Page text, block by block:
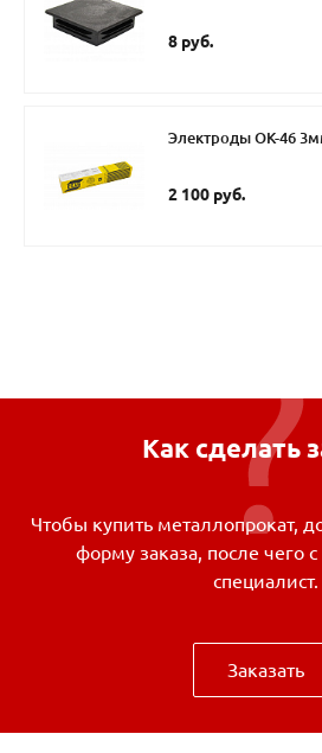
8 руб.
Электроды ОК-46
2 100 руб.
Как сделать
Чтобы купить металлопрокат,
форму заказа, после чего
специалист.
Заказать